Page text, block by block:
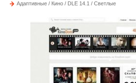
Адаптивные / Кино / DLE 14.1 / Светлые